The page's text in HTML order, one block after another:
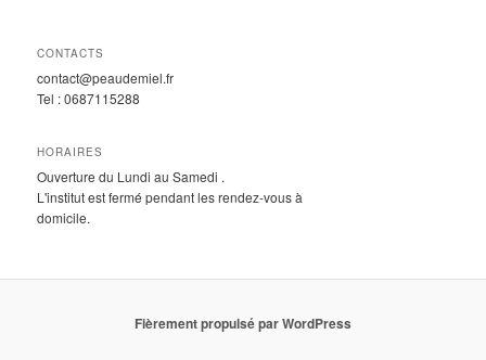
CONTACTS
contact@peaudemiel.fr
Tel : 0687115288
HORAIRES
Ouverture du Lundi au Samedi .
L'institut est fermé pendant les rendez-vous à
domicile.
Fièrement propulsé par WordPress